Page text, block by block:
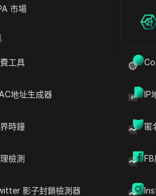
市場
工具
地址生成器 IP
時鐘 匿
檢測
影子封鎖檢測器
輕鬆
、Fleak
戶
劃，解鎖其強大功能，讓您的帳
密碼。無論您選擇擁有 5 個工作
用戶的安全訪問。今天就提升您的
開發 大型語言模型 LLMs AI 數據